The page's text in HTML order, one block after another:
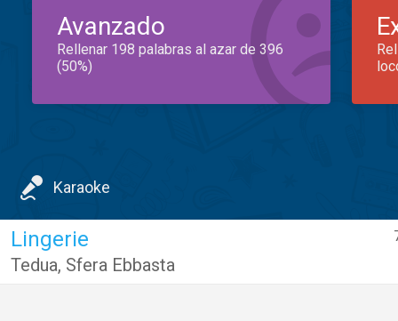
Avanzado
Rellenar 198 palabras al azar de 396
(50%)
Karaoke
Lingerie
Tedua, Sfera Ebbasta